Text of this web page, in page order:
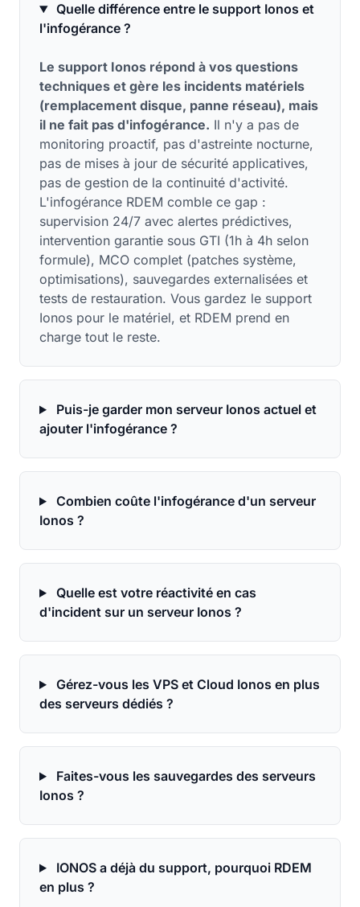
Quelle différence entre le support Ionos et
l'infogérance ?
Le support Ionos répond à vos questions
techniques et gère les incidents matériels
(remplacement disque, panne réseau), mais
il ne fait pas d'infogérance. Il n'y a pas de
monitoring proactif, pas d'astreinte nocturne,
pas de mises à jour de sécurité applicatives,
pas de gestion de la continuité d'activité.
L'infogérance RDEM comble ce gap :
supervision 24/7 avec alertes prédictives,
intervention garantie sous GTI (1h à 4h selon
formule), MCO complet (patches système,
optimisations), sauvegardes externalisées et
tests de restauration. Vous gardez le support
Ionos pour le matériel, et RDEM prend en
charge tout le reste.
Puis-je garder mon serveur Ionos actuel et
ajouter l'infogérance ?
Combien coûte l'infogérance d'un serveur
Ionos ?
Quelle est votre réactivité en cas
d'incident sur un serveur Ionos ?
Gérez-vous les VPS et Cloud Ionos en plus
des serveurs dédiés ?
Faites-vous les sauvegardes des serveurs
Ionos ?
IONOS a déjà du support, pourquoi RDEM
en plus ?